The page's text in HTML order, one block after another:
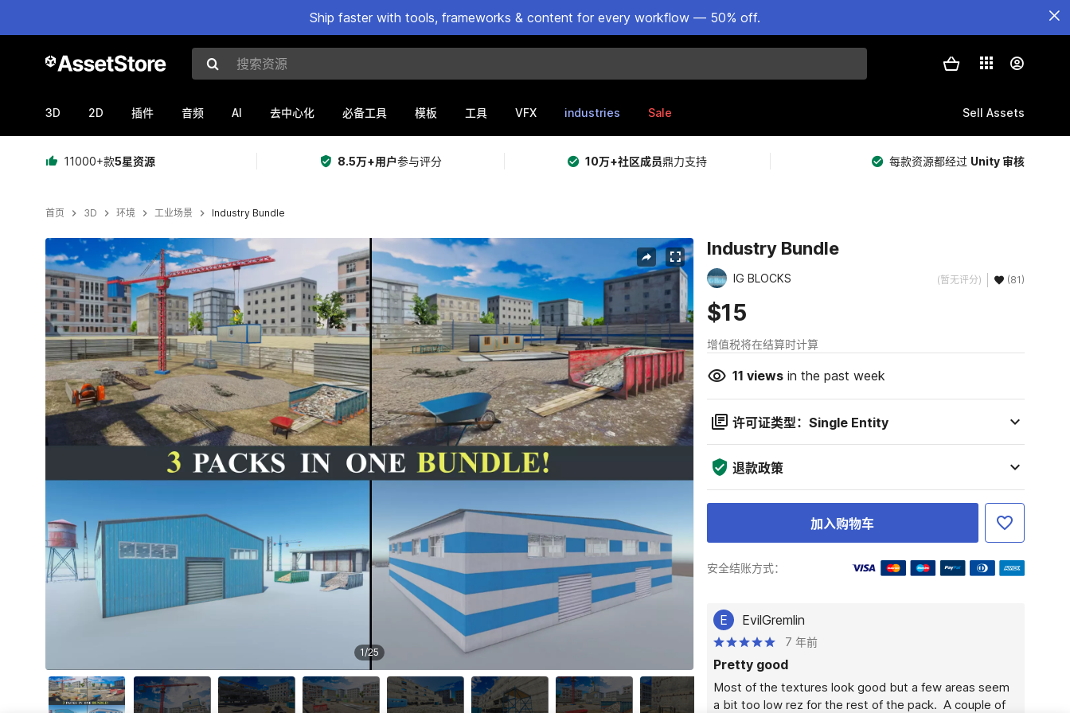
Ship faster with tools, frameworks & content for every workflow — 50% off.
搜索资源
3D 2D 插件 音频 AI 去中心化 必备工具 模板 工具 VFX industries Sale Sell Assets
11000+款5星资源 8.5万+用户参与评分 10万+社区成员鼎力支持 每款资源都经过 Unity 审核
首页 3D 环境 工业场景 Industry Bundle
当前幻灯片：1 / 25
1/25
Industry Bundle
IG BLOCKS (暂无评分) (81)
$15
增值税将在结算时计算
11 viewsin the past week
许可证类型：Single Entity
退款政策
加入购物车
安全结账方式：
E EvilGremlin
7 年前
Pretty good
Most of the textures look good but a few areas seem
a bit too low rez for the rest of the pack.  A couple of